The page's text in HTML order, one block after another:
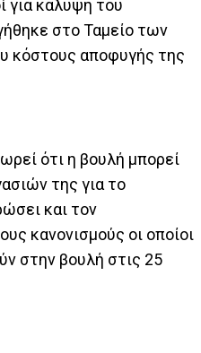
για κάλυψη του
στο Ταμείο των
κόστους αποφυγής της
ότι η βουλή μπορεί
της για το
και τον
κανονισμούς οι οποίοι
στην βουλή στις 25